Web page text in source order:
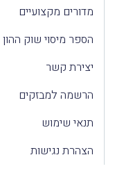
מדורים מקצועיים
הספר מיסוי שוק ההון
יצירת קשר
הרשמה למבזקים
תנאי שימוש
הצהרת נגישות